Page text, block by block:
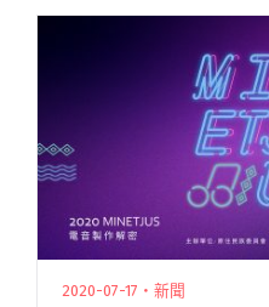
兩日嗨唱現場，讓台下
赴香港演出「要有音樂
2020-07-17・新聞